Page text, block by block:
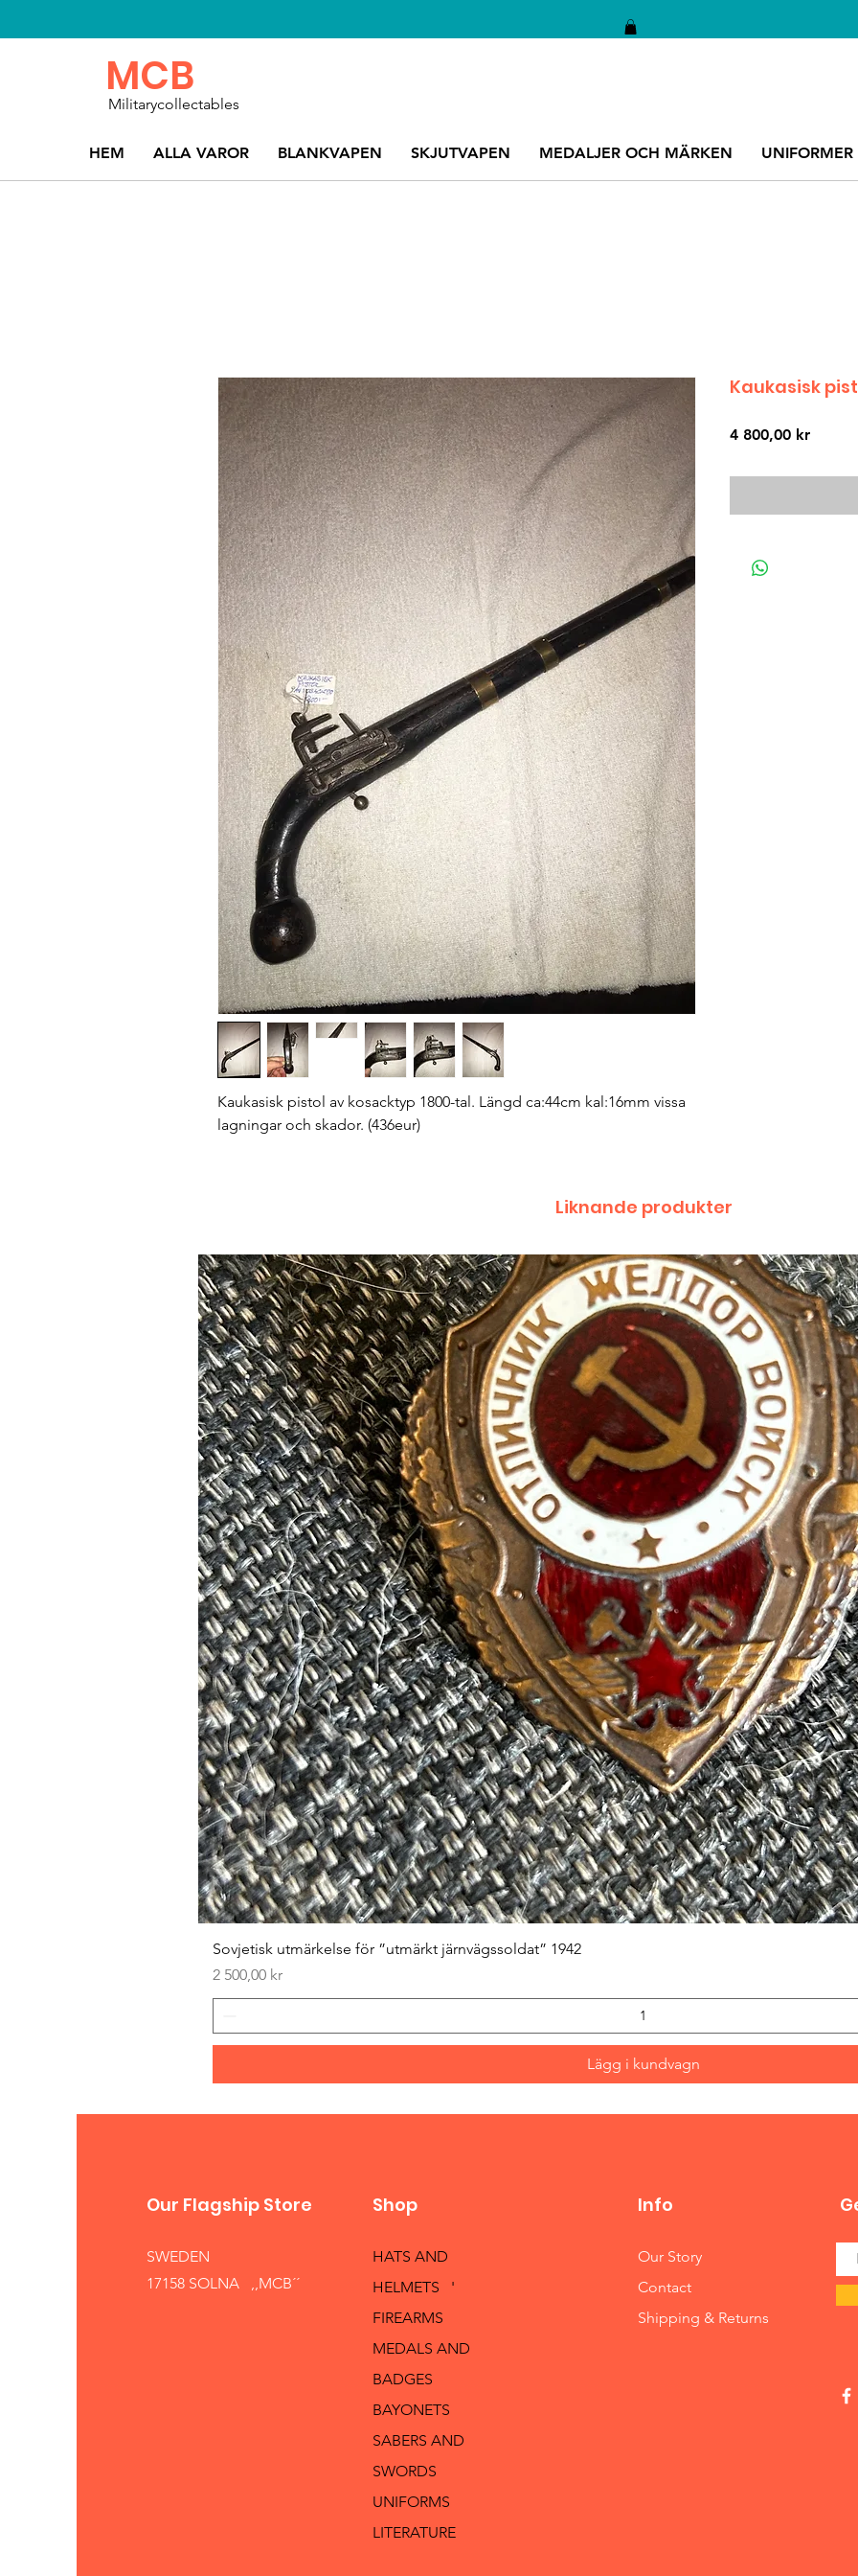
HEM ALLA VAROR BLANKVAPEN SKJUTVAPEN MEDALJER OCH MÄRKEN
MCB
Militarycollectables
Kaukasisk pistol av kosacktyp 1800-tal. Längd ca:44cm kal:16mm vissa
lagningar och skador. (436eur)
Kaukasisk
4 800,00 krPris
Liknande produkter
Sovjetisk utmärkelse för ”utmärkt järnvägssoldat” 1942
Pris
2 500,00 kr
Lägg i kundvagn
Our Flagship Store
SWEDEN
17158 SOLNA ,,MCB´´
Shop
HATS AND
HELMETS '
FIREARMS
MEDALS AND
BADGES
BAYONETS
SABERS AND
SWORDS
UNIFORMS
LITERATURE
Info
Our Story
Contact
Shipping & Returns